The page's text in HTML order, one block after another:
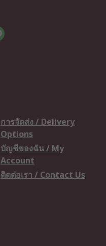
การจัดส่ง / Delivery
Options
บัญชีของฉัน / My
Account
ติดต่อเรา / Contact Us